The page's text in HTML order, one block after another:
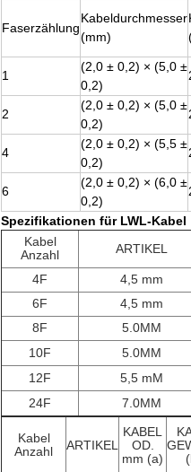
Faserzählung
Kabeldurchmesser
(mm)
1
(2,0 ± 0,2) × (5,0 ±
0,2)
2
(2,0 ± 0,2) × (5,0 ±
0,2)
4
(2,0 ± 0,2) × (5,5 ±
0,2)
6
(2,0 ± 0,2) × (6,0 ±
0,2)
Spezifikationen für LWL-Kabel
Kabel
Anzahl
ARTIKEL
4F
4,5 mm
6F
4,5 mm
8F
5.0MM
10F
5.0MM
12F
5,5 mM
24F
7.0MM
Kabel
Anzahl
ARTIKEL
KABEL
OD.
mm (a)